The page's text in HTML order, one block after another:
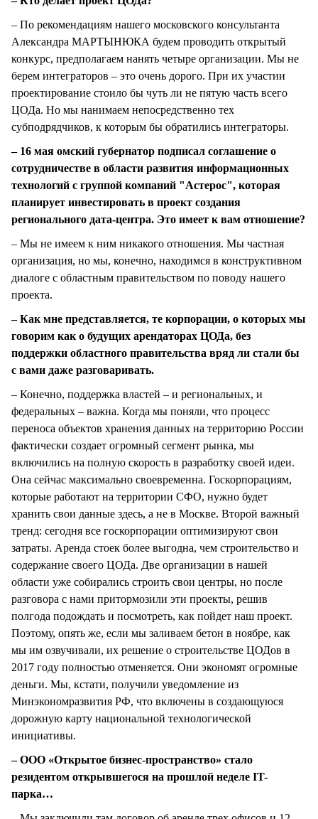
– По рекомендациям нашего московского консультанта
Александра МАРТЫНЮКА будем проводить открытый
конкурс, предполагаем нанять четыре организации. Мы не
берем интеграторов – это очень дорого. При их участии
проектирование стоило бы чуть ли не пятую часть всего
ЦОДа. Но мы нанимаем непосредственно тех
субподрядчиков, к которым бы обратились интеграторы.
– 16 мая омский губернатор подписал соглашение о
сотрудничестве в области развития информационных
технологий с группой компаний "Астерос", которая
планирует инвестировать в проект создания
регионального дата-центра. Это имеет к вам отношение?
– Мы не имеем к ним никакого отношения. Мы частная
организация, но мы, конечно, находимся в конструктивном
диалоге с областным правительством по поводу нашего
проекта.
– Как мне представляется, те корпорации, о которых мы
говорим как о будущих арендаторах ЦОДа, без
поддержки областного правительства вряд ли стали бы
с вами даже разговаривать.
– Конечно, поддержка властей – и региональных, и
федеральных – важна. Когда мы поняли, что процесс
переноса объектов хранения данных на территорию России
фактически создает огромный сегмент рынка, мы
включились на полную скорость в разработку своей идеи.
Она сейчас максимально своевременна. Госкорпорациям,
которые работают на территории СФО, нужно будет
хранить свои данные здесь, а не в Москве. Второй важный
тренд: сегодня все госкорпорации оптимизируют свои
затраты. Аренда стоек более выгодна, чем строительство и
содержание своего ЦОДа. Две организации в нашей
области уже собирались строить свои центры, но после
разговора с нами притормозили эти проекты, решив
полгода подождать и посмотреть, как пойдет наш проект.
Поэтому, опять же, если мы заливаем бетон в ноябре, как
мы им озвучивали, их решение о строительстве ЦОДов в
2017 году полностью отменяется. Они экономят огромные
деньги. Мы, кстати, получили уведомление из
Минэкономразвития РФ, что включены в создающуюся
дорожную карту национальной технологической
инициативы.
– ООО «Открытое бизнес-пространство» стало
резидентом открывшегося на прошлой неделе IT-
парка…